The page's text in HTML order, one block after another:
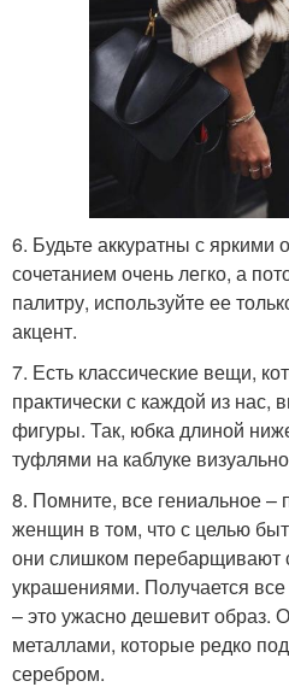
6. Будьте аккуратны с яркими
сочетанием очень легко, а
палитру, используйте ее
акцент.
7. Есть классические вещи,
практически с каждой из нас,
фигуры. Так, юбка длиной
туфлями на каблуке
8. Помните, все гениальное –
женщин в том, что с целью
они слишком перебарщивают
украшениями. Получается
– это ужасно дешевит образ.
металлами, которые редко
серебром.